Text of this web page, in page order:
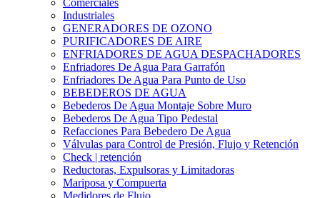
Comerciales
Industriales
GENERADORES DE OZONO
PURIFICADORES DE AIRE
ENFRIADORES DE AGUA DESPACHADORES
Enfriadores De Agua Para Garrafón
Enfriadores De Agua Para Punto de Uso
BEBEDEROS DE AGUA
Bebederos De Agua Montaje Sobre Muro
Bebederos De Agua Tipo Pedestal
Refacciones Para Bebedero De Agua
Válvulas para Control de Presión, Flujo y Retención
Check | retención
Reductoras, Expulsoras y Limitadoras
Mariposa y Compuerta
Medidores de Flujo